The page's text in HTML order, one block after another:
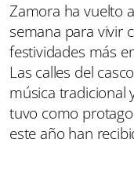
Zamora ha vuelto
semana para vivir
festividades más
Las calles del
música tradicional
tuvo como
este año han